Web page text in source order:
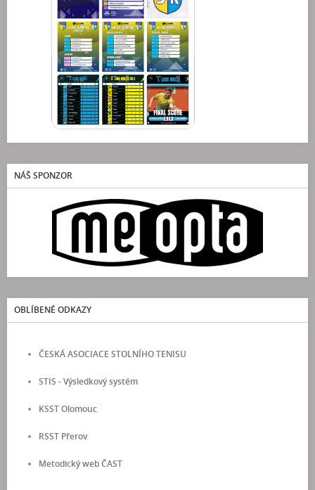
NÁŠ SPONZOR
OBLÍBENÉ ODKAZY
ČESKÁ ASOCIACE STOLNÍHO TENISU
STIS - Výsledkový systém
KSST Olomouc
RSST Přerov
Metodický web ČAST